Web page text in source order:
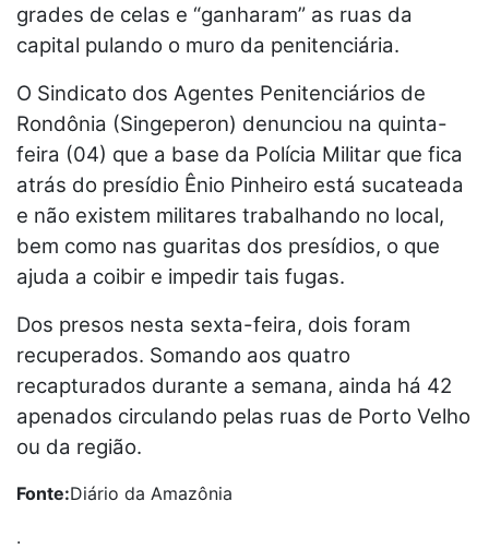
grades de celas e “ganharam” as ruas da
capital pulando o muro da penitenciária.
O Sindicato dos Agentes Penitenciários de
Rondônia (Singeperon) denunciou na quinta-
feira (04) que a base da Polícia Militar que fica
atrás do presídio Ênio Pinheiro está sucateada
e não existem militares trabalhando no local,
bem como nas guaritas dos presídios, o que
ajuda a coibir e impedir tais fugas.
Dos presos nesta sexta-feira, dois foram
recuperados. Somando aos quatro
recapturados durante a semana, ainda há 42
apenados circulando pelas ruas de Porto Velho
ou da região.
Fonte:Diário da Amazônia
.